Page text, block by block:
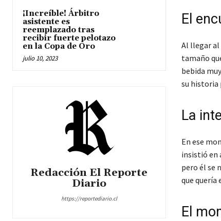
¡Increíble! Árbitro
asistente es
reemplazado tras
recibir fuerte pelotazo
en la Copa de Oro
julio 10, 2023
Redacción El Reporte
Diario
https://reportediario.cl
El
Al llegar al
tamaño
bebida
su historia
La
En ese
insistió en
pero él se
que quería
El